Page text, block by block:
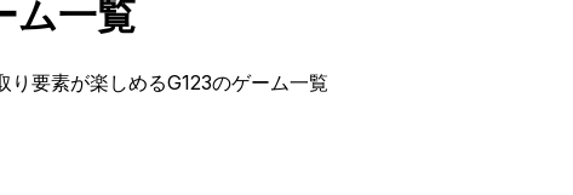
ム一覧
要素が楽しめるG123のゲーム一覧